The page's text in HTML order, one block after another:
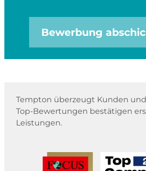
Bewerbung
Tempton überzeugt Kunden
Top-Bewertungen bestätigen
Leistungen.